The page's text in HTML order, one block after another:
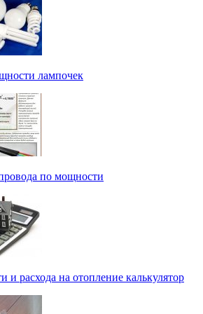
лампочек
по мощности
и расхода на отопление калькулятор